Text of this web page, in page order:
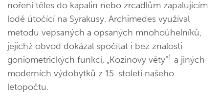
noření těles do kapalin nebo zrcadlům zapalujícím
lodě útočící na Syrakusy. Archimedes využíval
metodu vepsaných a opsaných mnohoúhelníků,
jejichž obvod dokázal spočítat i bez znalosti
goniometrických funkcí, „Kozinovy věty“1 a jiných
moderních výdobytků z 15. století našeho
letopočtu.